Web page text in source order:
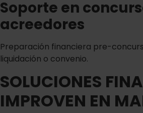
Soporte en
acreedores
Preparación financiera pre-
liquidación o convenio.
SOLUCIONES
IMPROVEN EN